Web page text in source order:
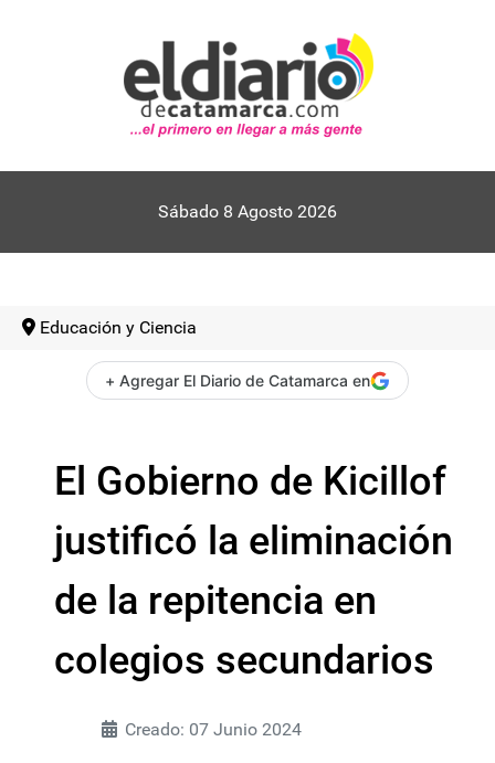
Sábado 8 Agosto 2026
Educación y Ciencia
+ Agregar El Diario de Catamarca en
El Gobierno de Kicillof
justificó la eliminación
de la repitencia en
colegios secundarios
Creado: 07 Junio 2024